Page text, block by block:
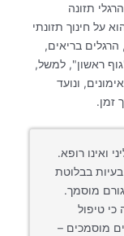
תזונה
על חינוך תזונתי
הרגלים בריאים,
ראשון", למשל,
ונועד
זמן.
ואינו רופא.
בבלוטת
מוסמך.
כי טיפול
מוסמכים –